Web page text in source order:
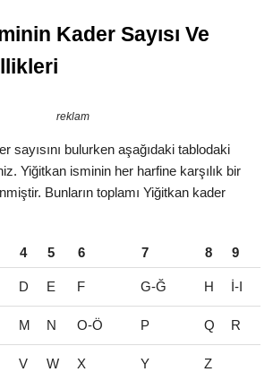
Kader Sayısı Ve
reklam
sayısını bulurken aşağıdaki tablodaki
Yiğitkan isminin her harfine karşılık bir
Bunların toplamı Yiğitkan kader
4 5 6 7 8 9
D E F G-Ğ H İ-I
M N O-Ö P Q R
V W X Y Z